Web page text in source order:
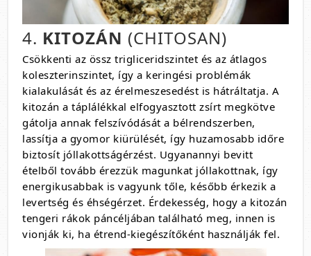
4. KITOZÁN (CHITOSAN)
Csökkenti az össz trigliceridszintet és az átlagos
koleszterinszintet, így a keringési problémák
kialakulását és az érelmeszesedést is hátráltatja. A
kitozán a táplálékkal elfogyasztott zsírt megkötve
gátolja annak felszívódását a bélrendszerben,
lassítja a gyomor kiürülését, így huzamosabb időre
biztosít jóllakottságérzést. Ugyanannyi bevitt
ételből tovább érezzük magunkat jóllakottnak, így
energikusabbak is vagyunk tőle, később érkezik a
levertség és éhségérzet. Érdekesség, hogy a kitozán
tengeri rákok páncéljában található meg, innen is
vionják ki, ha étrend-kiegészítőként használják fel.